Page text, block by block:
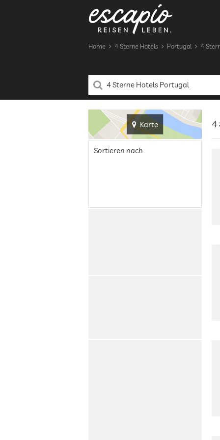
Home 4 Sterne Hotels Portugal 4
Karte 4
Sortieren nach